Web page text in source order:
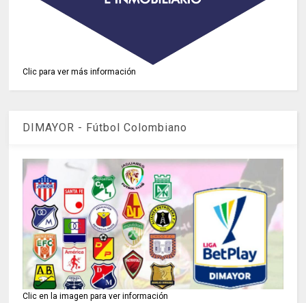
Clic para ver más información
DIMAYOR - Fútbol Colombiano
Clic en la imagen para ver información